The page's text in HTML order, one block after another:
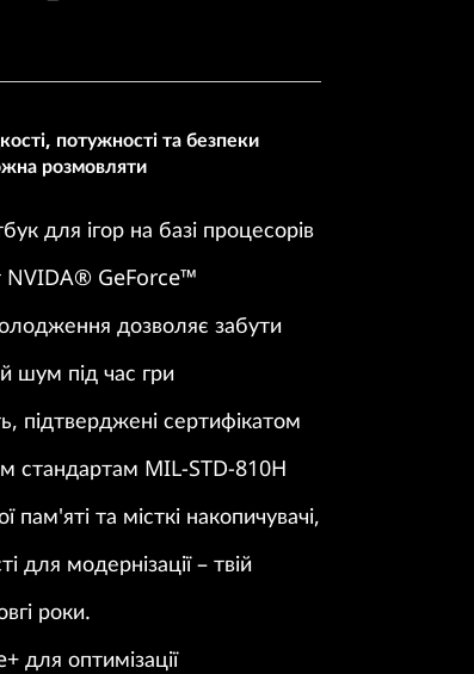
потужності та безпеки
розмовляти
для ігор на базі процесорів
NVIDA® GeForce™
дозволяє забути
шум під час гри
підтверджені сертифікатом
стандартам MIL-STD-810H
та місткі накопичувачі,
модернізації – твій
роки.
для оптимізації